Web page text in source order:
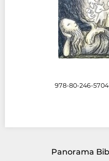
978-80-246-
Panorama